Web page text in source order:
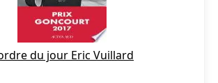
du jour Eric Vuillard